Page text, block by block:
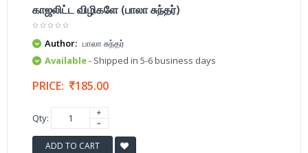
காஜலிட்ட விழிகளே (பாலா சுந்தர்)
Author: பாலா சுந்தர்
Available- Shipped in 5-6 business days
PRICE: 185.00
Qty:
ADD TO CART